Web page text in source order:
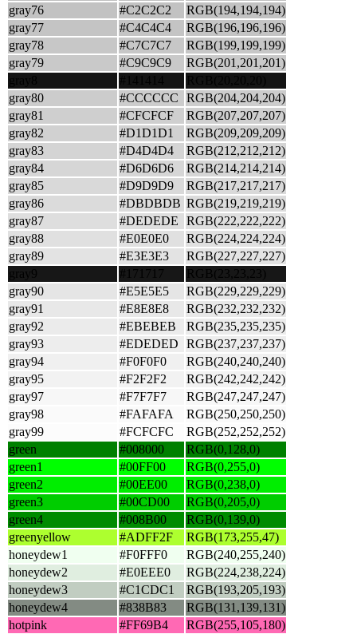
gray76
#C2C2C2
RGB(194,194,194)
gray77
#C4C4C4
RGB(196,196,196)
gray78
#C7C7C7
RGB(199,199,199)
gray79
#C9C9C9
RGB(201,201,201)
gray80
#CCCCCC
RGB(204,204,204)
gray81
#CFCFCF
RGB(207,207,207)
gray82
#D1D1D1
RGB(209,209,209)
gray83
#D4D4D4
RGB(212,212,212)
gray84
#D6D6D6
RGB(214,214,214)
gray85
#D9D9D9
RGB(217,217,217)
gray86
#DBDBDB RGB(219,219,219)
gray87
#DEDEDE
RGB(222,222,222)
gray88
#E0E0E0
RGB(224,224,224)
gray89
#E3E3E3
RGB(227,227,227)
gray90
#E5E5E5
RGB(229,229,229)
gray91
#E8E8E8
RGB(232,232,232)
gray92
#EBEBEB
RGB(235,235,235)
gray93
#EDEDED
RGB(237,237,237)
gray94
#F0F0F0
RGB(240,240,240)
gray95
#F2F2F2
RGB(242,242,242)
gray97
#F7F7F7
RGB(247,247,247)
gray98
#FAFAFA
RGB(250,250,250)
gray99
#FCFCFC
RGB(252,252,252)
green
#008000
RGB(0,128,0)
green1
#00FF00
RGB(0,255,0)
green2
#00EE00
RGB(0,238,0)
green3
#00CD00
RGB(0,205,0)
green4
#008B00
RGB(0,139,0)
greenyellow
#ADFF2F
RGB(173,255,47)
honeydew1
#F0FFF0
RGB(240,255,240)
honeydew2
#E0EEE0
RGB(224,238,224)
honeydew3
#C1CDC1
RGB(193,205,193)
honeydew4
#838B83
RGB(131,139,131)
hotpink
#FF69B4
RGB(255,105,180)